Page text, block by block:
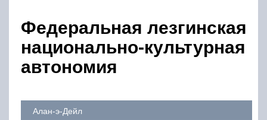
Федеральная лезгинская
национально-культурная
автономия
Алан-э-Дейл